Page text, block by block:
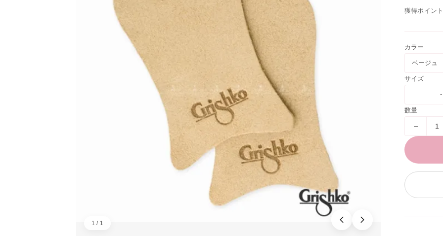
1 / 1
獲得ポイン
カラー
ベージュ
サイズ
-
数量
－